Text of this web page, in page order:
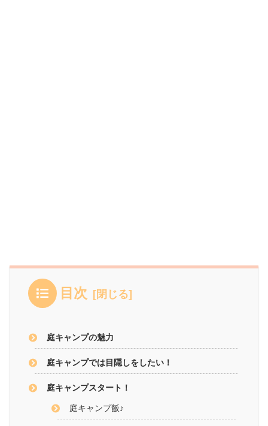
目次
庭キャンプの魅力
庭キャンプでは目隠しをしたい！
庭キャンプスタート！
庭キャンプ飯♪